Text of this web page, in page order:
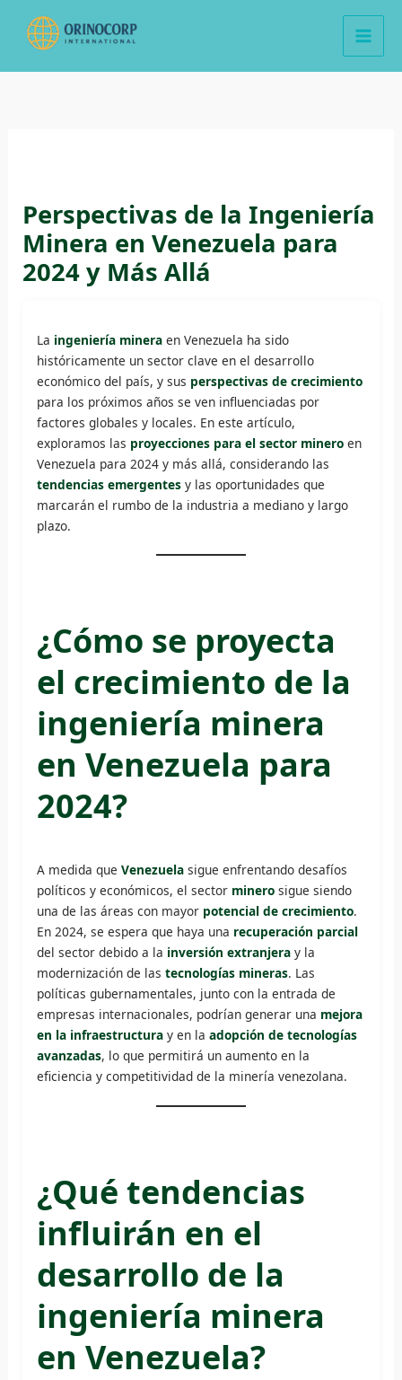
Perspectivas de la Ingeniería
Minera en Venezuela para
2024 y Más Allá
La ingeniería mineraen Venezuela ha sido
históricamente un sector clave en el desarrollo
económico del país, y sus perspectivas de crecimiento
para los próximos años se ven influenciadas por
factores globales y locales. En este artículo,
exploramos las proyecciones para el sector mineroen
Venezuela para 2024 y más allá, considerando las
tendencias emergentesy las oportunidades que
marcarán el rumbo de la industria a mediano y largo
plazo.
¿Cómo se proyecta
el crecimiento de la
ingeniería minera
en Venezuela para
2024?
A medida que Venezuelasigue enfrentando desafíos
políticos y económicos, el sector minerosigue siendo
una de las áreas con mayor potencial de crecimiento.
En 2024, se espera que haya una recuperación parcial
del sector debido a la inversión extranjeray la
modernización de las tecnologías mineras. Las
políticas gubernamentales, junto con la entrada de
empresas internacionales, podrían generar una mejora
en la infraestructuray en la adopción de tecnologías
avanzadas, lo que permitirá un aumento en la
eficiencia y competitividad de la minería venezolana.
¿Qué tendencias
influirán en el
desarrollo de la
ingeniería minera
en Venezuela?